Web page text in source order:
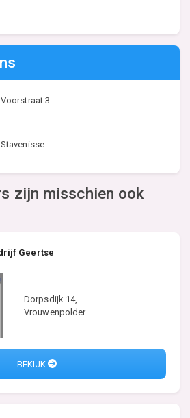
Voorstraat 3
Stavenisse
zijn misschien ook
Geertse
Dorpsdijk 14,
Vrouwenpolder
BEKIJK